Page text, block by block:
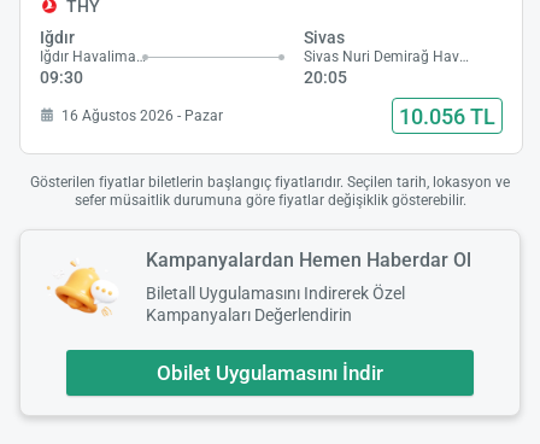
THY
Iğdır
Iğdır Havalimanı
09:30
Sivas
Sivas Nuri Demirağ Havalimanı
20:05
16 Ağustos 2026 - Pazar 10.056 TL
Gösterilen fiyatlar biletlerin başlangıç fiyatlarıdır. Seçilen tarih, lokasyon ve
sefer müsaitlik durumuna göre fiyatlar değişiklik gösterebilir.
Kampanyalardan Hemen Haberdar Ol
Biletall Uygulamasını Indirerek Özel
Kampanyaları Değerlendirin
Obilet Uygulamasını İndir